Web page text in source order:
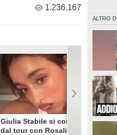
ALTRO DI
1.236.167
Giulia Stabile si confessa
dal tour con Rosalia: "Non